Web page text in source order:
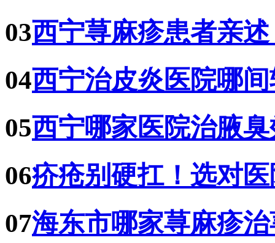
03西宁荨麻疹患者亲
04西宁治皮炎医院哪
05西宁哪家医院治腋
06疥疮别硬扛！选对
07海东市哪家荨麻疹